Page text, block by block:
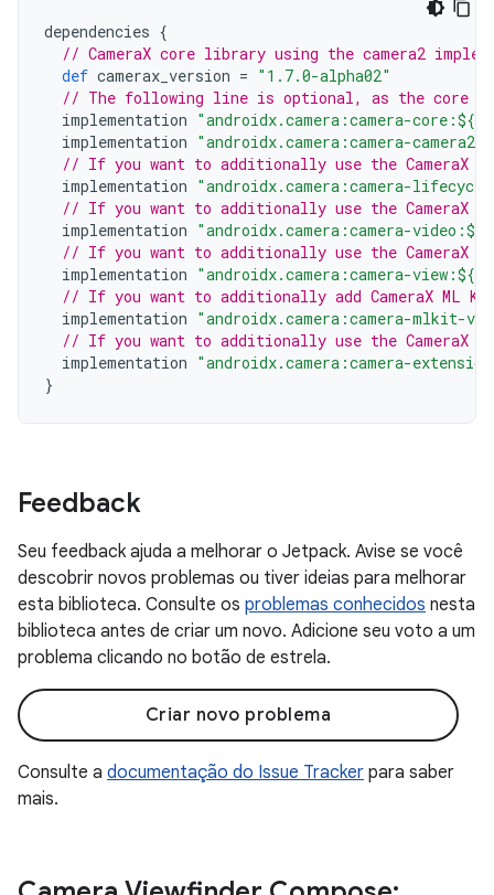
dependencies {
// CameraX core library using the camera2
def camerax_version = "1.7.0-alpha02"
// The following line is optional, as the core
implementation "androidx.camera:camera-
implementation "androidx.camera:camera-
// If you want to additionally use the CameraX
implementation "androidx.camera:camera-
// If you want to additionally use the CameraX
implementation "androidx.camera:camera-
// If you want to additionally use the CameraX
implementation "androidx.camera:camera-
// If you want to additionally add CameraX ML
implementation "androidx.camera:camera-mlkit-
// If you want to additionally use the CameraX
implementation "androidx.camera:camera-
}
Feedback
Seu feedback ajuda a melhorar o Jetpack. Avise se você
descobrir novos problemas ou tiver ideias para melhorar
esta biblioteca. Consulte os problemas conhecidos nesta
biblioteca antes de criar um novo. Adicione seu voto a um
problema clicando no botão de estrela.
Criar novo problema
Consulte a documentação do Issue Tracker para saber
mais.